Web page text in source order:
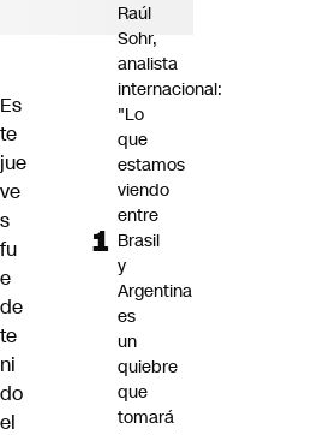
Es
te
jue
ve
s
fu
e
de
te
ni
do
el
Raúl
Sohr,
analista
internacional:
"Lo
que
estamos
viendo
entre
Brasil
y
Argentina
es
un
quiebre
que
tomará